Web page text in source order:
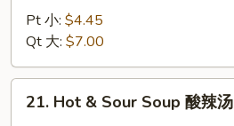
Noodle
Soup
鸡
面
Pt 小: $4.45
Qt 大: $7.00
Hot21. Hot & Sour Soup 酸辣汤